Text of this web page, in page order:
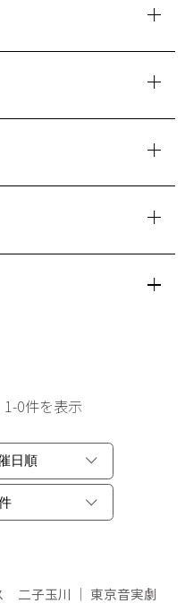
0件を表示
二子玉川 ｜ 東京音実劇